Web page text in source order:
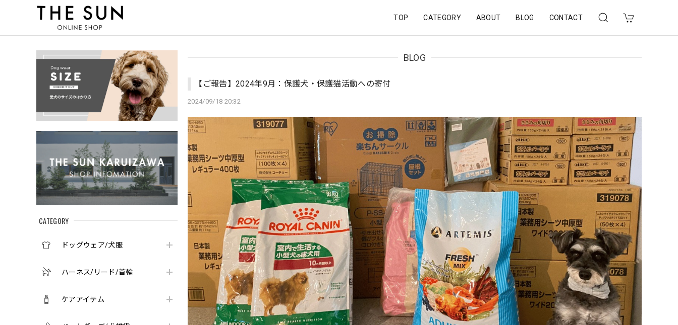
TOP CATEGORY ABOUT BLOG CONTACT
CATEGORY
ドッグウェア/犬服
ハーネス/リード/首輪
ケアアイテム
BLOG
【ご報告】2024年9月：保護犬・保護猫活動への寄付
2024/09/18 20:32